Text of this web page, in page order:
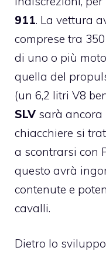
911. La vettura
comprese tra
di uno o più
quella del
(un 6,2 litri V8
SLV sarà ancora
chiacchiere si
a scontrarsi con
questo avrà
contenute e
cavalli.
Dietro lo